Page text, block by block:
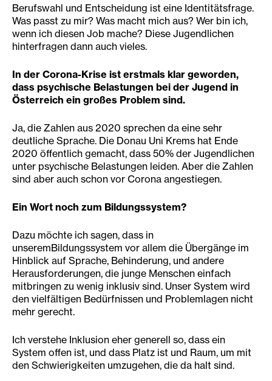
Berufswahl und Entscheidung ist eine Identitätsfrage.
Was passt zu mir? Was macht mich aus? Wer bin ich,
wenn ich diesen Job mache? Diese Jugendlichen
hinterfragen dann auch vieles.
In der Corona-Krise ist erstmals klar geworden,
dass psychische Belastungen bei der Jugend in
Österreich ein großes Problem sind.
Ja, die Zahlen aus 2020 sprechen da eine sehr
deutliche Sprache. Die Donau Uni Krems hat Ende
2020 öffentlich gemacht, dass 50% der Jugendlichen
unter psychische Belastungen leiden. Aber die Zahlen
sind aber auch schon vor Corona angestiegen.
Ein Wort noch zum Bildungssystem?
Dazu möchte ich sagen, dass in
unseremBildungssystem vor allem die Übergänge im
Hinblick auf Sprache, Behinderung, und andere
Herausforderungen, die junge Menschen einfach
mitbringen zu wenig inklusiv sind. Unser System wird
den vielfältigen Bedürfnissen und Problemlagen nicht
mehr gerecht.
Ich verstehe Inklusion eher generell so, dass ein
System offen ist, und dass Platz ist und Raum, um mit
den Schwierigkeiten umzugehen, die da halt sind.